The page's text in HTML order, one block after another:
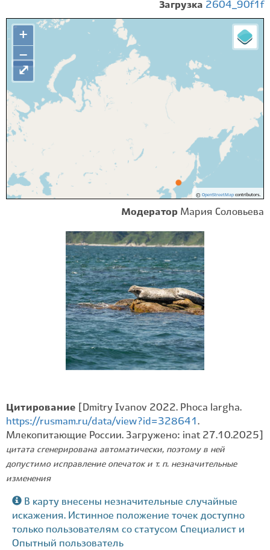
Загрузка 2604_90f1f
+
−
© OpenStreetMapcontributors.
⤢
Модератор Мария Соловьева
Цитирование
[Dmitry Ivanov 2022. Phoca largha.
https://rusmam.ru/data/view?id=328641 .
Млекопитающие России. Загружено: inat 27.10.2025]
цитата сгенерирована автоматически, поэтому в ней
допустимо исправление опечаток и т. п. незначительные
изменения
В карту внесены незначительные случайные
искажения. Истинное положение точек доступно
только пользователям со статусом Специалист и
Опытный пользователь